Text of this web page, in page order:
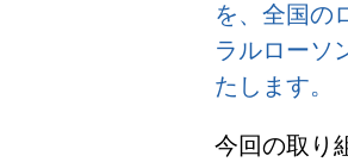
を、全国の
ラルローソ
たします。
今回の取り